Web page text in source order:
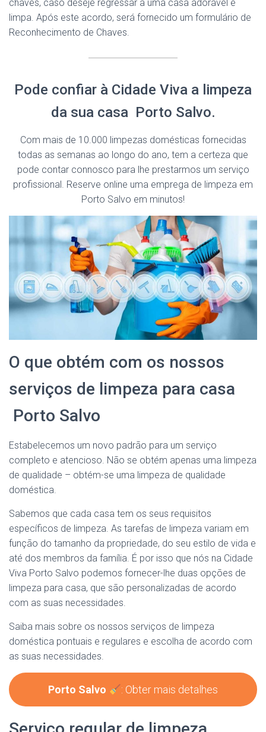
chaves, caso deseje regressar a uma casa adorável e
limpa. Após este acordo, será fornecido um formulário de
Reconhecimento de Chaves.
Pode confiar à Cidade Viva a limpeza
da sua casa Porto Salvo.
Com mais de 10.000 limpezas domésticas fornecidas
todas as semanas ao longo do ano, tem a certeza que
pode contar connosco para lhe prestarmos um serviço
profissional. Reserve online uma emprega de limpeza em
Porto Salvo em minutos!
O que obtém com os nossos
serviços de limpeza para casa
Porto Salvo
Estabelecemos um novo padrão para um serviço
completo e atencioso. Não se obtém apenas uma limpeza
de qualidade – obtém-se uma limpeza de qualidade
doméstica.
Sabemos que cada casa tem os seus requisitos
específicos de limpeza. As tarefas de limpeza variam em
função do tamanho da propriedade, do seu estilo de vida e
até dos membros da família. É por isso que nós na Cidade
Viva Porto Salvo podemos fornecer-lhe duas opções de
limpeza para casa, que são personalizadas de acordo
com as suas necessidades.
Saiba mais sobre os nossos serviços de limpeza
doméstica pontuais e regulares e escolha de acordo com
as suas necessidades.
Porto Salvo : Obter mais detalhes